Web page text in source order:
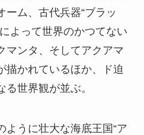
ーム、古代兵器“ブラッ
よって世界のかつてない
マンタ、そしてアクアマ
描かれているほか、ド迫
世界観が並ぶ。
ように壮大な海底王国“ア